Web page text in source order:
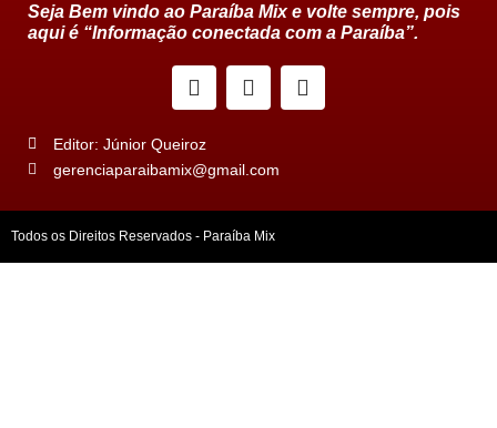
Seja Bem vindo ao Paraíba Mix e volte sempre, pois
aqui é “Informação conectada com a Paraíba”.
Editor: Júnior Queiroz
gerenciaparaibamix@gmail.com
Todos os Direitos Reservados - Paraíba Mix